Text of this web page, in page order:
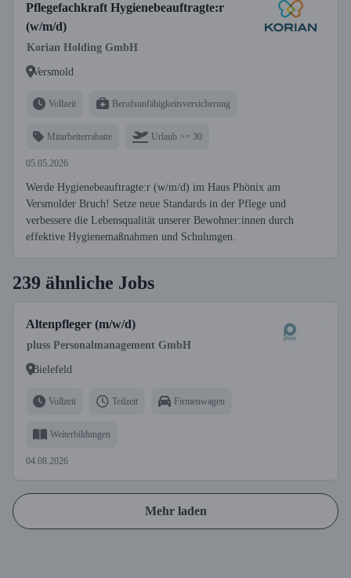
Pflegefachkraft Hygienebeauftragte:r
(w/m/d)
Korian Holding GmbH
Versmold
Vollzeit Berufsunfähigkeitsversicherung
Mitarbeiterrabatte Urlaub >= 30
05.05.2026
Werde Hygienebeauftragte:r (w/m/d) im Haus Phönix am
Versmolder Bruch! Setze neue Standards in der Pflege und
verbessere die Lebensqualität unserer Bewohner:innen durch
effektive Hygienemaßnahmen und Schulungen.
239 ähnliche Jobs
Altenpfleger (m/w/d)
pluss Personalmanagement GmbH
Bielefeld
Vollzeit Teilzeit Firmenwagen
Weiterbildungen
04.08.2026
Mehr laden